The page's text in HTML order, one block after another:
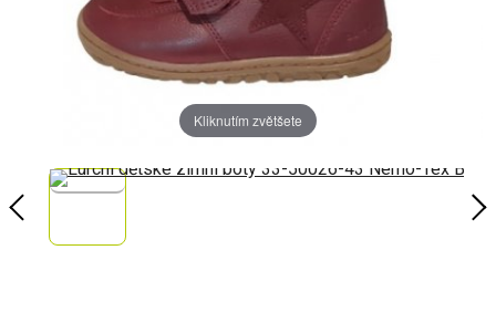
Kliknutím zvětšete